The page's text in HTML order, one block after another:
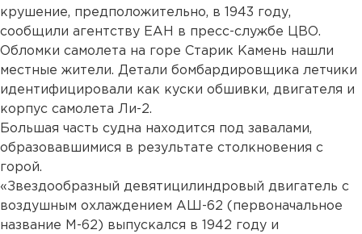
крушение, предположительно, в 1943 году,
сообщили агентству ЕАН в пресс-службе ЦВО.
Обломки самолета на горе Старик Камень нашли
местные жители. Детали бомбардировщика летчики
идентифицировали как куски обшивки, двигателя и
корпус самолета Ли-2.
Большая часть судна находится под завалами,
образовавшимися в результате столкновения с
горой.
«Звездообразный девятицилиндровый двигатель с
воздушным охлаждением АШ-62 (первоначальное
название М-62) выпускался в 1942 году и